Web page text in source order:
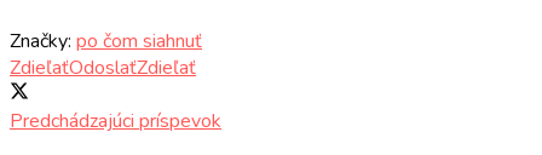
Značky: po čom siahnuť
ZdieľaťOdoslaťZdieľať
Predchádzajúci príspevok